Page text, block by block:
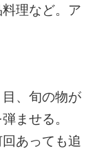
理など。ア
、旬の物が
ませる。
あっても追